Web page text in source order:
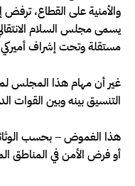
والأمنية على القطاع،
يسمى مجلس السلام
مستقلة وتحت إشراف
غير أن مهام هذا المجلس
التنسيق بينه وبين القوات
هذا الغموض – بحسب
أو فرض الأمن في المناطق